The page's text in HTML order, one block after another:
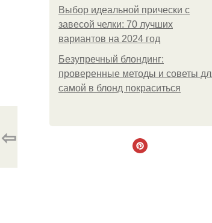
Выбор идеальной прически с
завесой челки: 70 лучших
вариантов на 2024 год
Безупречный блондинг:
проверенные методы и советы
самой в блонд покраситься
⇦